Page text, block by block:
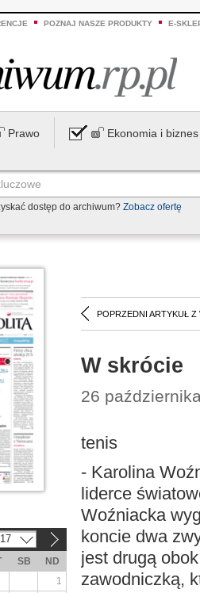
POZNAJ NASZE PRODUKTY E-
Prawo Ekonomia i biznes
dostęp do archiwum? Zobacz ofertę
POPRZEDNI ARTYKUŁ Z
W skrócie
26
tenis
- Karolina
liderce
Woźniacka
koncie dwa
jest drugą
zawodniczką,
SB
ND
1